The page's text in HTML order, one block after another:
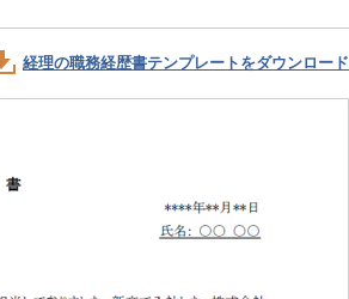
経理の職務経歴書テンプレートをダウンロード